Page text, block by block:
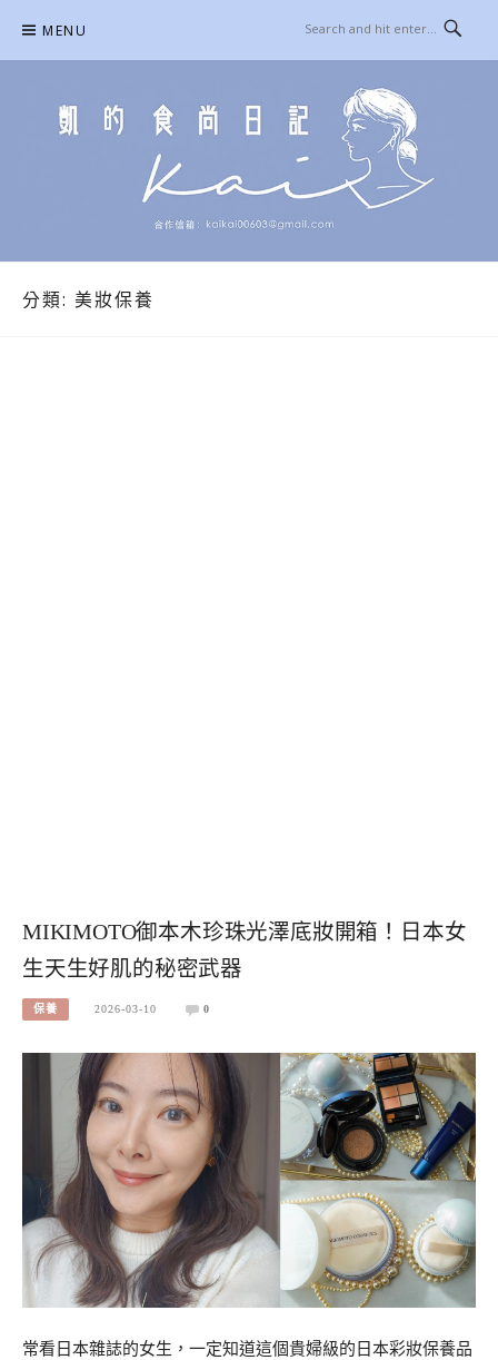
content
MENU
分類: 美妝保養
MIKIMOTO御本木珍珠光澤底妝開箱！日本女
生天生好肌的秘密武器
保養 2026-03-10 0
常看日本雜誌的女生，一定知道這個貴婦級的日本彩妝保養品